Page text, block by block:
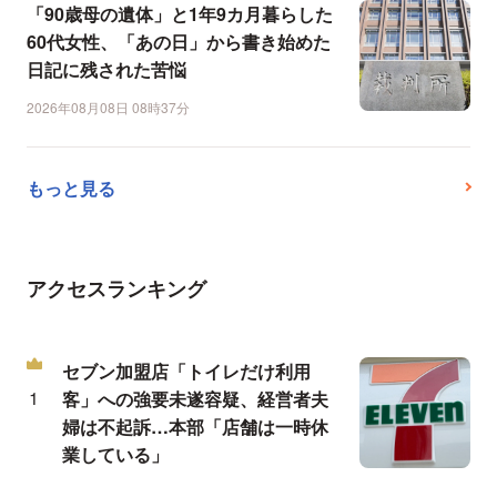
「90歳母の遺体」と1年9カ月暮らした
60代女性、「あの日」から書き始めた
日記に残された苦悩
2026年08月08日 08時37分
もっと見る
アクセスランキング
セブン加盟店「トイレだけ利用
客」への強要未遂容疑、経営者夫
婦は不起訴…本部「店舗は一時休
業している」